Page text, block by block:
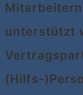
unterstützt
(Hilfs-